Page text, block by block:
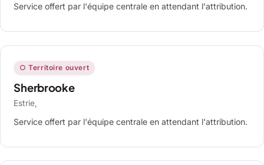
Service offert par l'équipe centrale en attendant l'attribution.
○ Territoire ouvert
Sherbrooke
Estrie,
Service offert par l'équipe centrale en attendant l'attribution.